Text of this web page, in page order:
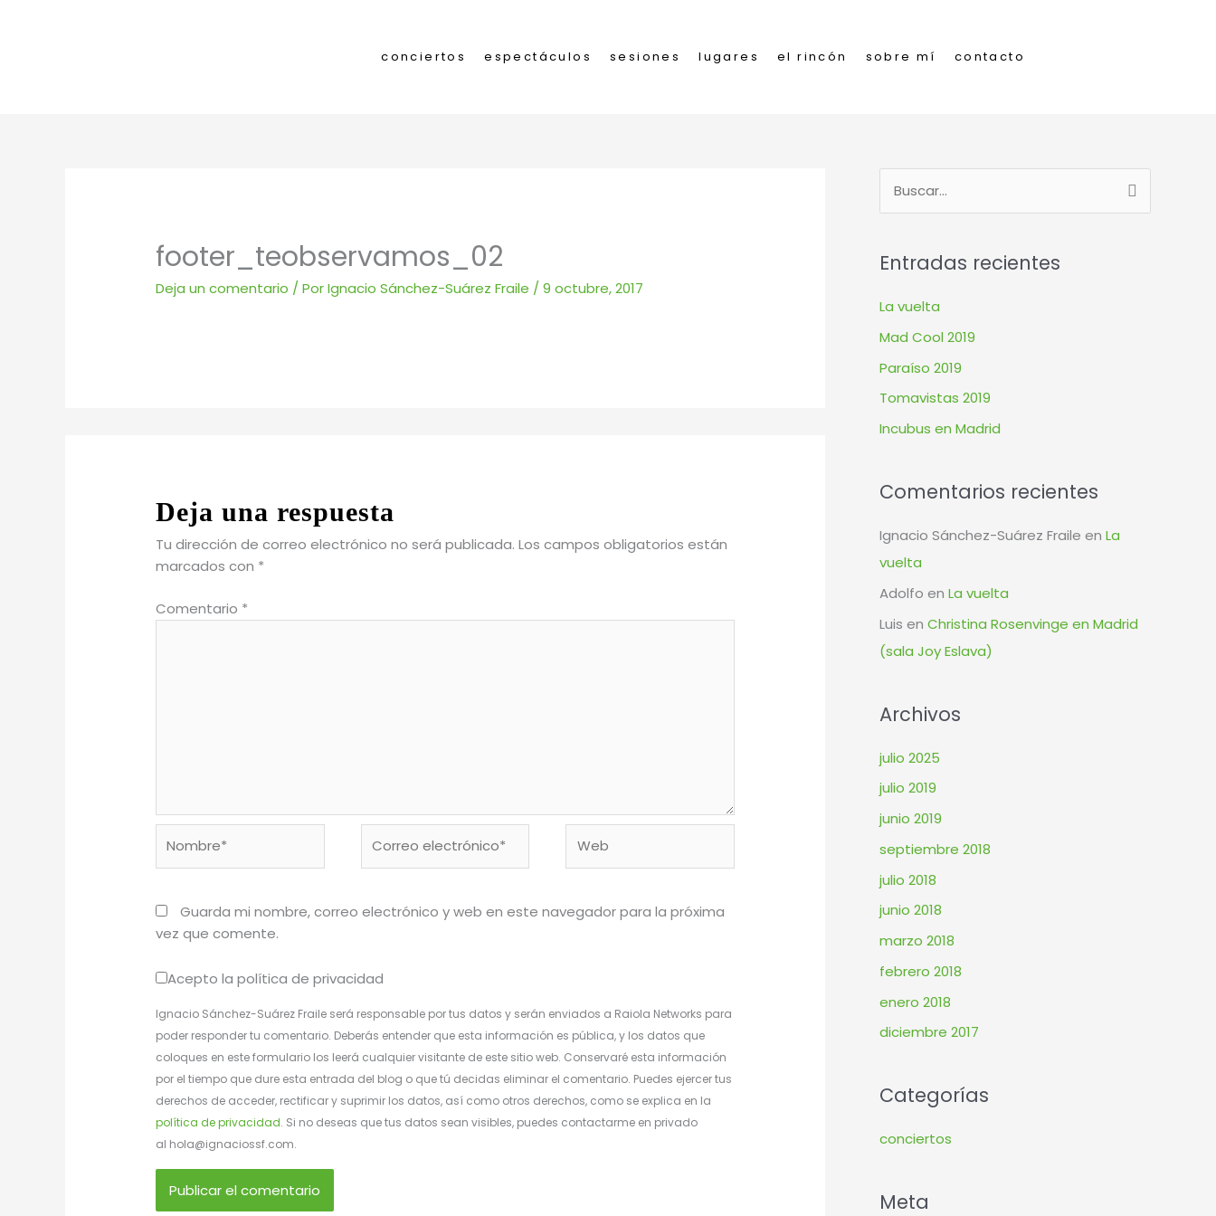
conciertos espectáculos sesiones lugares el rincón sobre mí contacto
footer_teobservamos_02
Deja un comentario / PorIgnacio Sánchez-Suárez Fraile /9 octubre, 2017
Deja una respuesta
Tu dirección de correo electrónico no será publicada. Los campos obligatorios están
marcados con *
Comentario *
electrónico*
Guarda mi nombre, correo electrónico y web en este navegador para la próxima
vez que comente.
Acepto la política de privacidad
Ignacio Sánchez-Suárez Fraile será responsable por tus datos y serán enviados a Raiola Networks para
poder responder tu comentario. Deberás entender que esta información es pública, y los datos que
coloques en este formulario los leerá cualquier visitante de este sitio web. Conservaré esta información
por el tiempo que dure esta entrada del blog o que tú decidas eliminar el comentario. Puedes ejercer tus
derechos de acceder, rectificar y suprimir los datos, así como otros derechos, como se explica en la
política de privacidad. Si no deseas que tus datos sean visibles, puedes contactarme en privado
al hola@ignaciossf.com.
c
a
r
:
Entradas recientes
La vuelta
Mad Cool 2019
Paraíso 2019
Tomavistas 2019
Incubus en Madrid
Comentarios recientes
Ignacio Sánchez-Suárez Fraile en La
vuelta
Adolfo en La vuelta
Luis en Christina Rosenvinge en Madrid
(sala Joy Eslava)
Archivos
julio 2025
julio 2019
junio 2019
septiembre 2018
julio 2018
junio 2018
marzo 2018
febrero 2018
enero 2018
diciembre 2017
Categorías
conciertos
Meta